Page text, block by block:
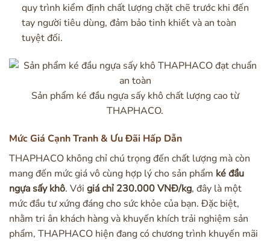
quy trình kiểm định chất lượng chặt chẽ trước khi đến
tay người tiêu dùng, đảm bảo tinh khiết và an toàn
tuyệt đối.
Sản phẩm ké đầu ngựa sấy khô chất lượng cao từ
THAPHACO.
Mức Giá Cạnh Tranh & Ưu Đãi Hấp Dẫn
THAPHACO không chỉ chú trọng đến chất lượng mà còn
mang đến mức giá vô cùng hợp lý cho sản phẩm ké đầu
ngựa sấy khô. Với giá chỉ 230.000 VNĐ/kg, đây là một
mức đầu tư xứng đáng cho sức khỏe của bạn. Đặc biệt,
nhằm tri ân khách hàng và khuyến khích trải nghiệm sản
phẩm, THAPHACO hiện đang có chương trình khuyến mãi